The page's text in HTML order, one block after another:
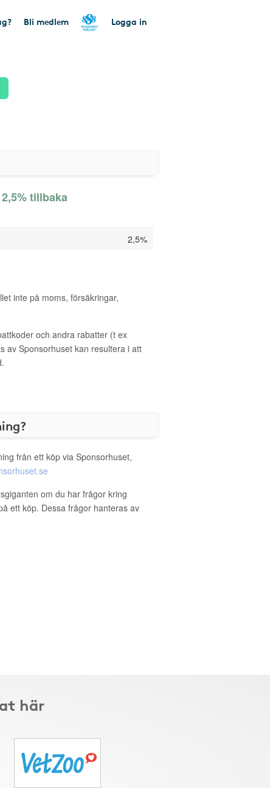
Bli medlem Logga in
tillbaka
2,5%
inte på moms, försäkringar,
och andra rabatter (t ex
av Sponsorhuset kan resultera i att
från ett köp via Sponsorhuset,
om du har frågor kring
ett köp. Dessa frågor hanteras av
här